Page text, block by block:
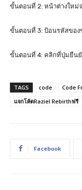
ขั้นตอนที่ 2: หน้าต่างให
ขั้นตอนที่ 3: ป้อนรหัสของ
ขั้นตอนที่ 4: คลิกที่ปุ่มยืนยั
TAGS code Code
แจกโค้ดRaziel Rebirthฟรี
Facebook